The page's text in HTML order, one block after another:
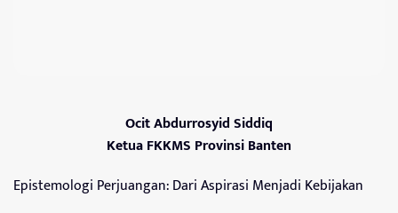
Ocit Abdurrosyid Siddiq
Ketua FKKMS Provinsi Banten
Epistemologi Perjuangan: Dari Aspirasi Menjadi Kebijakan